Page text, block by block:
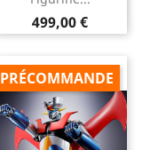
Prix
499,00 €
PRÉCOMMANDE